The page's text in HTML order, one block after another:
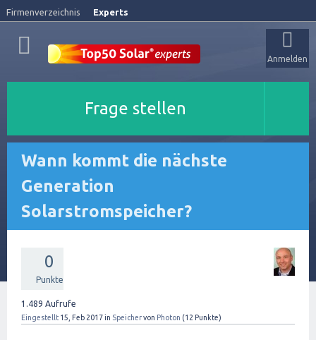
Firmenverzeichnis Experts
Anmelden
Frage stellen
Wann kommt die nächste
Generation
Solarstromspeicher?
0
Punkte
1.489 Aufrufe
Eingestellt 15, Feb 2017in Speichervon Photon (12 Punkte)